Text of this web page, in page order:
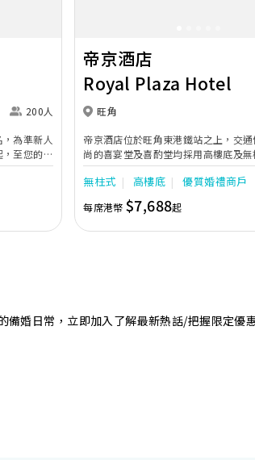
200人
為準新人
至您的大
想婚禮。
帝京酒店
Royal Plaza Hotel
旺角
帝京酒店位於旺角東港鐵站之上，交
尚的喜宴堂及喜酌堂均採用高樓底及
境寬敞，且備有LED幕牆、燈光及影音
最多可筵開40席，更配有水晶吊燈，
婚禮。另外，空中花園深心薈是毛孩
飽覽獅子山景致，適合舉行戶外婚禮
店專業的宴會團隊提供貼心服務，讓
無柱式 高樓底 優質婚禮商戶
每席港幣$7,688起
婚日常，立即加入了解最新熱話/把握限定優